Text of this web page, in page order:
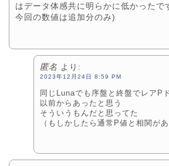
はデータ体感共に明らかに低かったで
今回の数値は追加分のみ)
匿名 より:
2023年12月24日 8:59 PM
同じLunaでも序盤と終盤でレアP
以前からあったと思う
そういうもんだと思ってた
（もしかしたら通常P値と相関があ